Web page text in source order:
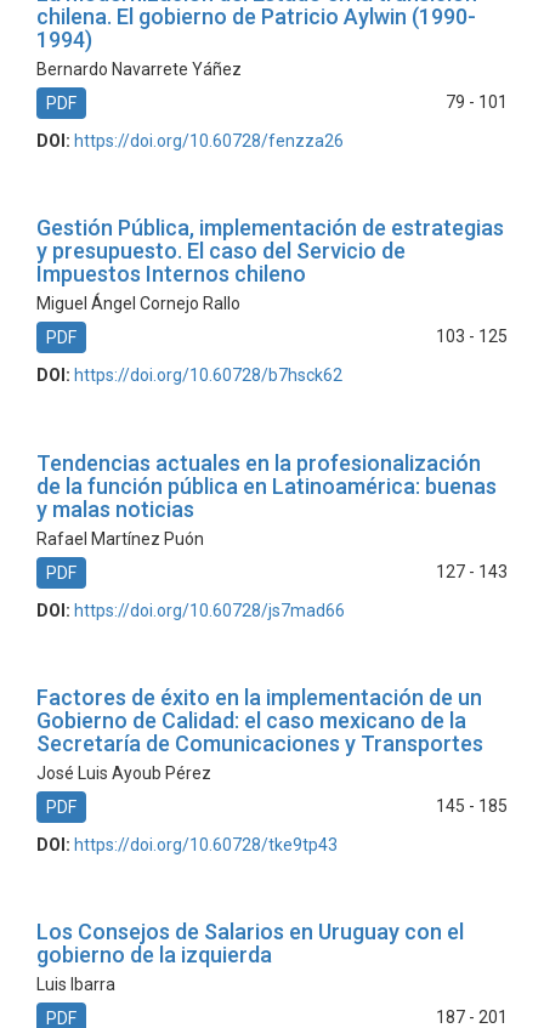
chilena. El gobierno de Patricio Aylwin (1990-
1994)
Bernardo Navarrete Yáñez
79 - 101
PDF
DOI: https://doi.org/10.60728/fenzza26
Gestión Pública, implementación de estrategias
y presupuesto. El caso del Servicio de
Impuestos Internos chileno
Miguel Ángel Cornejo Rallo
103 - 125
PDF
DOI: https://doi.org/10.60728/b7hsck62
Tendencias actuales en la profesionalización
de la función pública en Latinoamérica: buenas
y malas noticias
Rafael Martínez Puón
127 - 143
PDF
DOI: https://doi.org/10.60728/js7mad66
Factores de éxito en la implementación de un
Gobierno de Calidad: el caso mexicano de la
Secretaría de Comunicaciones y Transportes
José Luis Ayoub Pérez
145 - 185
PDF
DOI: https://doi.org/10.60728/tke9tp43
Los Consejos de Salarios en Uruguay con el
gobierno de la izquierda
Luis Ibarra
187 - 201
PDF